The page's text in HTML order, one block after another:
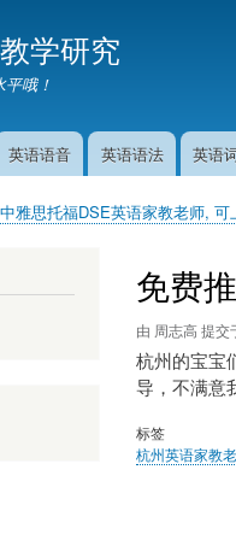
学研究
哦！
英语语音 英语语法 英语
雅思托福DSE英语家教老师,
免费
由 周志高提交
杭州的宝宝
导，不满意
标签
杭州英语家教